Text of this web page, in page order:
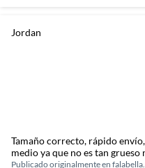
Jordan
Tamaño correcto, rápido
medio ya que no es tan grueso
Publicado originalmente en